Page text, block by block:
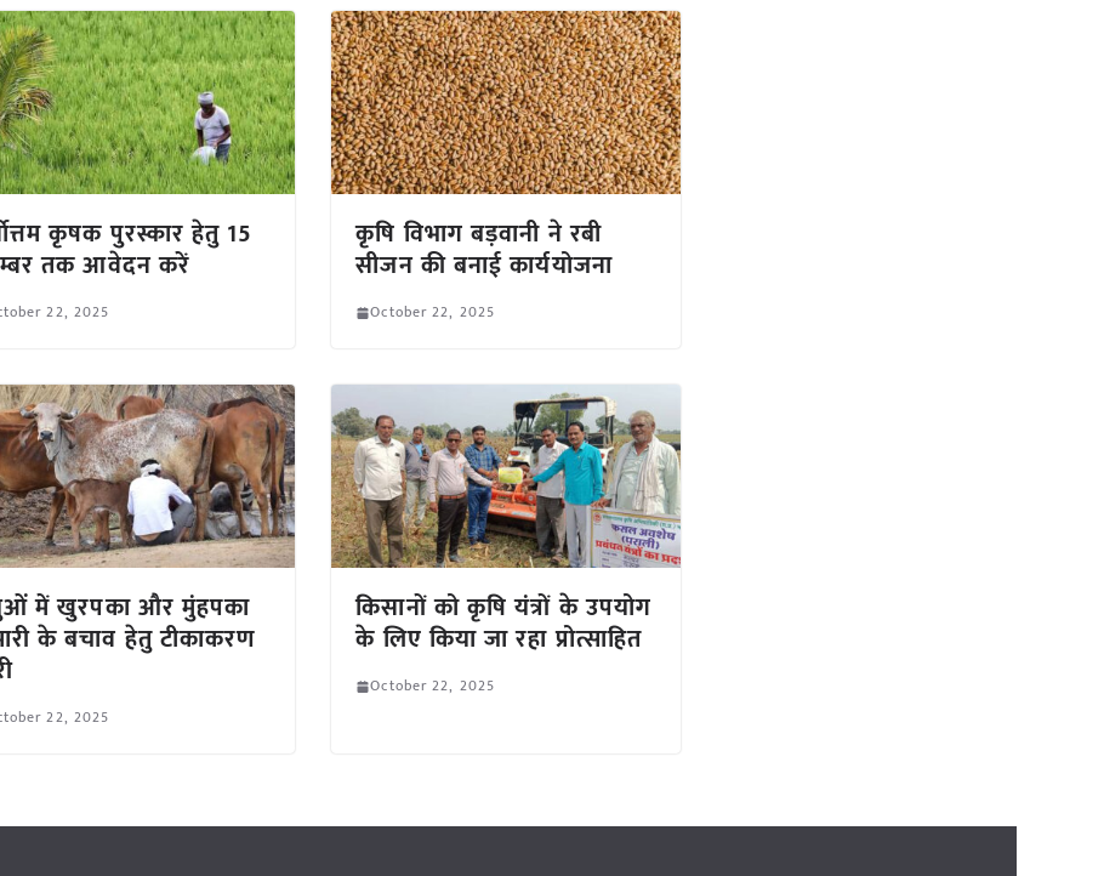
कृषक पुरस्कार हेतु 15
तक आवेदन करें
22, 2025
कृषि विभाग बड़वानी ने रबी
सीजन की बनाई कार्ययोजना
October 22, 2025
में खुरपका और मुंहपका
के बचाव हेतु टीकाकरण
22, 2025
किसानों को कृषि यंत्रों के उपयोग
के लिए किया जा रहा प्रोत्साहित
October 22, 2025